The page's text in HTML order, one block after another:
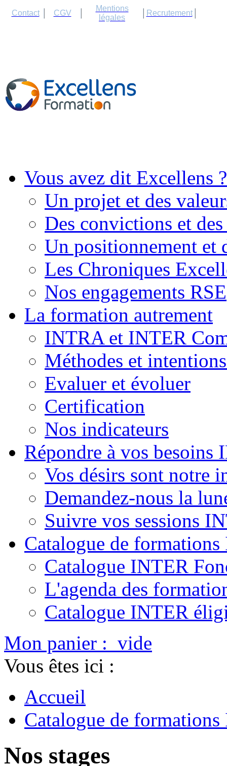
Contact CGV
Mentions
légales
Recrutement
Vous avez dit Excellens ?
Un projet et des
Des convictions et des
Un positionnement et
Les Chroniques
Nos engagements RSE
La formation autrement
INTRA et INTER
Méthodes et
Evaluer et évoluer
Certification
Nos indicateurs
Répondre à vos besoins
Vos désirs sont notre
Demandez-nous la
Suivre vos sessions
Catalogue de
Catalogue INTER
L'agenda des
Catalogue INTER
Mon panier : vide
Vous êtes ici :
Accueil
Catalogue de
Nos stages